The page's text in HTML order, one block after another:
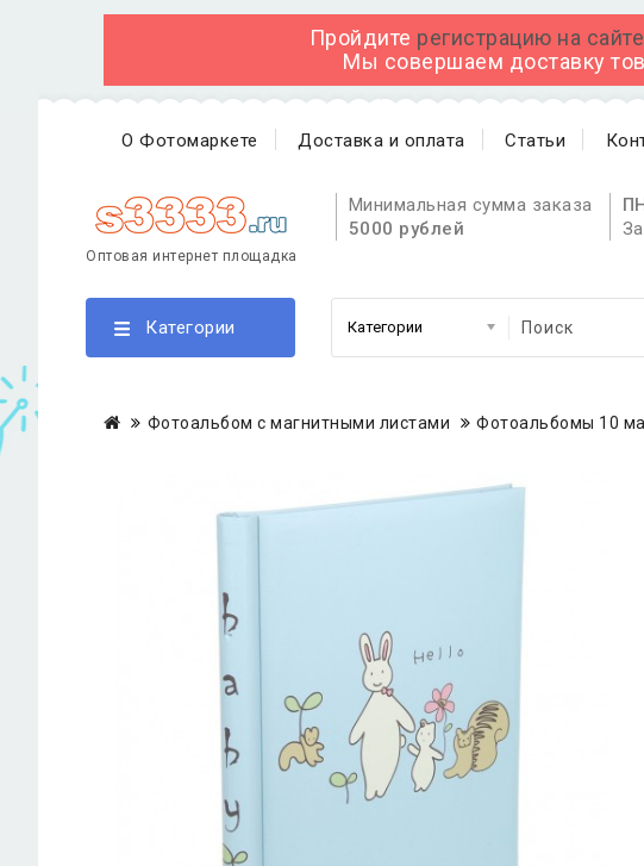
Пройдите регистрацию на сайте
Мы совершаем доставку
О Фотомаркете Доставка и оплата Статьи
Оптовая интернет площадка
Минимальная сумма заказа
5000 рублей
Категории
Фотоальбом с магнитными листами Фотоальбомы 10